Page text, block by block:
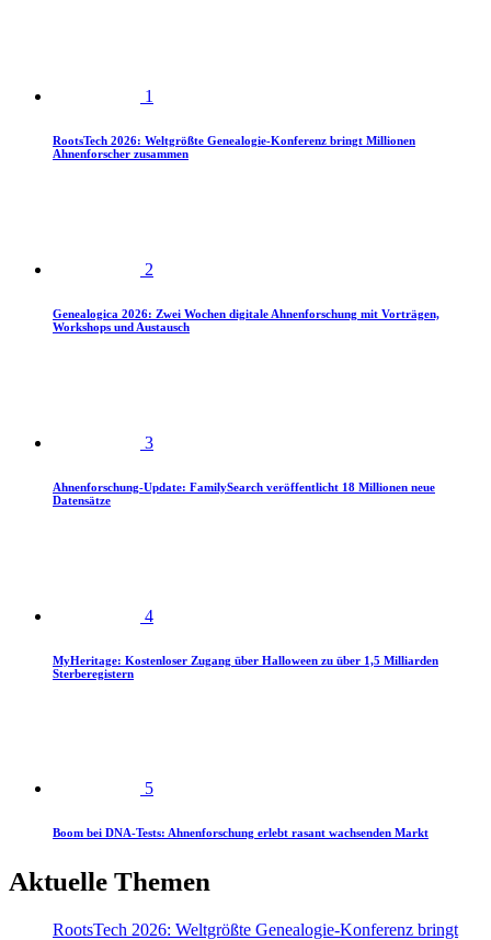
1
RootsTech 2026: Weltgrößte Genealogie-Konferenz bringt Millionen
Ahnenforscher zusammen
2
Genealogica 2026: Zwei Wochen digitale Ahnenforschung mit Vorträgen,
Workshops und Austausch
3
Ahnenforschung-Update: FamilySearch veröffentlicht 18 Millionen neue
Datensätze
4
MyHeritage: Kostenloser Zugang über Halloween zu über 1,5 Milliarden
Sterberegistern
5
Boom bei DNA-Tests: Ahnenforschung erlebt rasant wachsenden Markt
Aktuelle Themen
RootsTech 2026: Weltgrößte Genealogie-Konferenz bringt